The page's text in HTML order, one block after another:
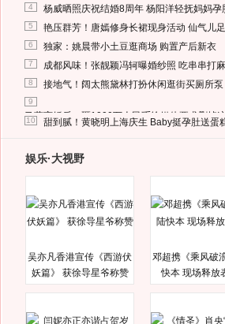
4 杨威晒照庆祝结婚8周年 杨阳洋轻抚妈妈孕
5 艳压群芳！唐嫣修身长裙现身活动 仙气儿足
6 独家：姚晨带小土豆逛商场 购置产后新衣
7 成都风味！张靓颖冯轲曝婚纱照 吃串串打
8 接地气！阔太熊黛林打扮休闲逛街买厕所泵
9
马蓉离婚后，砸1000万人民币给媒体要求删掉
10 甜到腻！黄晓明上海庆生 Baby挺孕肚送蛋
娱乐·大视野
吴亦凡香港宣传《西游伏
妖篇》 获徐导星爷称赞
邓超携《乘风破
快本 现场释放